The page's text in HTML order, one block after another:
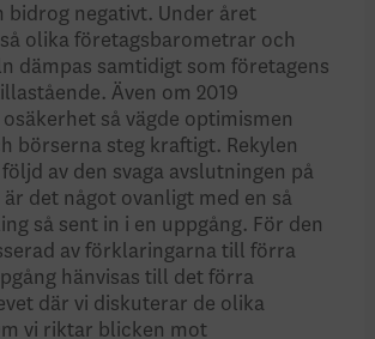
bidrog negativt. Under året
olika företagsbarometrar och
dämpas samtidigt som företagens
Även om 2019
så vägde optimismen
börserna steg kraftigt. Rekylen
av den svaga avslutningen på
är det något ovanligt med en så
så sent in i en uppgång. För den
av förklaringarna till förra
hänvisas till det förra
där vi diskuterar de olika
vi riktar blicken mot